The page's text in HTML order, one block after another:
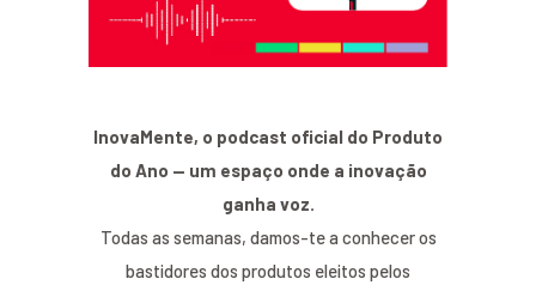
InovaMente, o podcast oficial do Produto
do Ano — um espaço onde a inovação
ganha voz.
Todas as semanas, damos-te a conhecer os
bastidores dos produtos eleitos pelos